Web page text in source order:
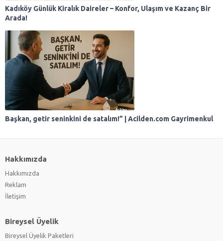
Kadıköy Günlük Kiralık Daireler – Konfor, Ulaşım ve Kazanç Bir
Arada!
Başkan, getir seninkini de satalım!” | Acilden.com Gayrimenkul
Hakkımızda
Hakkımızda
Reklam
İletişim
Bireysel Üyelik
Bireysel Üyelik Paketleri